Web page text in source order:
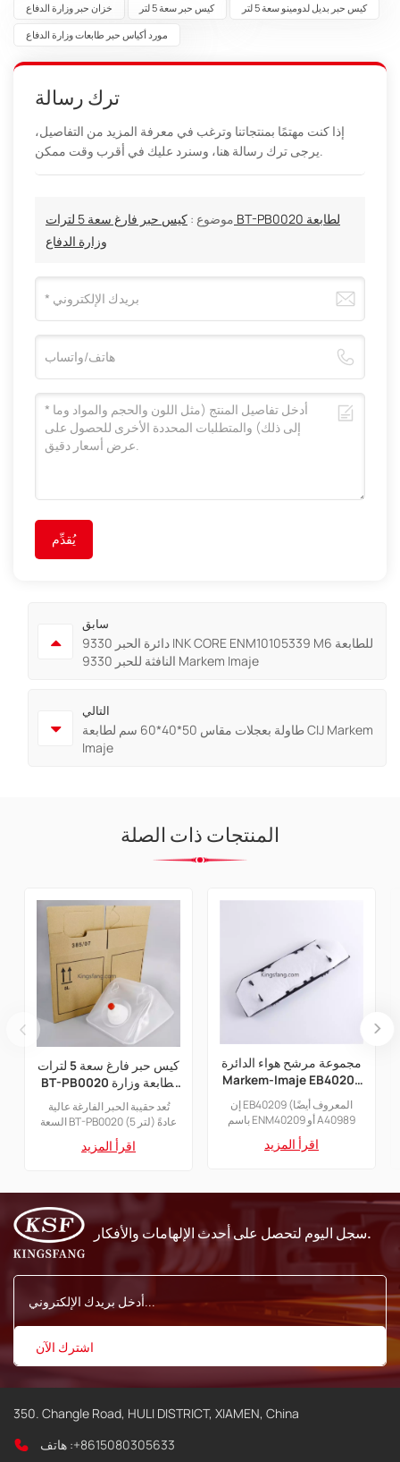
خزان حبر وزارة الدفاع
كيس حبر سعة 5 لتر
كيس حبر بديل لدومينو سعة 5 لتر
مورد أكياس حبر طابعات وزارة الدفاع
ترك رسالة
إذا كنت مهتمًا بمنتجاتنا وترغب في معرفة المزيد من التفاصيل،
يرجى ترك رسالة هنا، وسنرد عليك في أقرب وقت ممكن.
موضوع :
كيس حبر فارغ سعة 5 لترات BT-PB0020 لطابعة
وزارة الدفاع
يُقدِّم
سابق
دائرة الحبر 9330 INK CORE ENM10105339 M6 للطابعة
النافثة للحبر 9330 Markem Imaje
التالي
طاولة بعجلات مقاس 50*40*60 سم لطابعة CIJ Markem
Imaje
المنتجات ذات الصلة
كيس حبر فارغ سعة 5 لترات
BT-PB0020 لطابعة وزارة
الدفاع
تُعد حقيبة الحبر الفارغة عالية
السعة BT-PB0020 (5 لتر) عادةً
مصدرًا للحبر الاستهلاكي مصممًا
خصيصًا لأجهزة ترميز نفث الحبر
Demand).
اقرأ المزيد
مجموعة مرشح هواء الدائرة
Markem-Imaje EB40209
للطابعة النافثة للحبر 9232
9410 9450
إن EB40209 (المعروف أيضًا
باسم ENM40209 أو A40989
فلتر هواء الدائرة المصممة
(CIJ).
اقرأ المزيد
سجل اليوم لتحصل على أحدث الإلهامات والأفكار.
350. Changle Road, HULI DISTRICT, XIAMEN, China
هاتف :+8615080305633